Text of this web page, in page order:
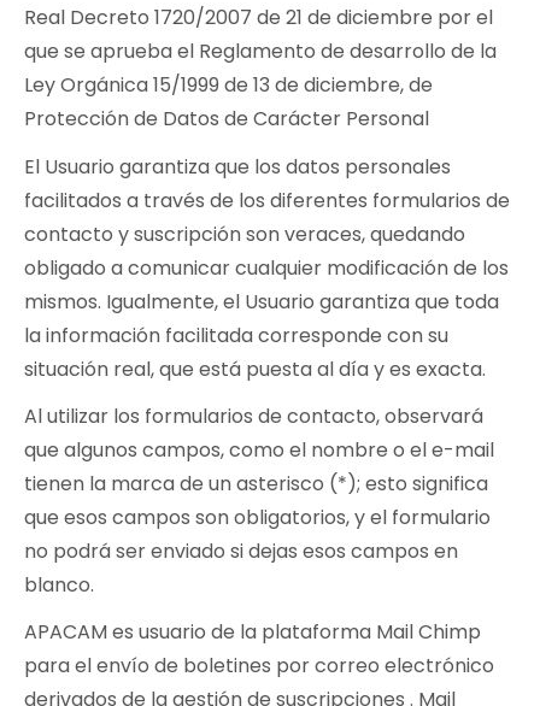
Real Decreto 1720/2007 de 21 de diciembre por el
que se aprueba el Reglamento de desarrollo de la
Ley Orgánica 15/1999 de 13 de diciembre, de
Protección de Datos de Carácter Personal
El Usuario garantiza que los datos personales
facilitados a través de los diferentes formularios de
contacto y suscripción son veraces, quedando
obligado a comunicar cualquier modificación de los
mismos. Igualmente, el Usuario garantiza que toda
la información facilitada corresponde con su
situación real, que está puesta al día y es exacta.
Al utilizar los formularios de contacto, observará
que algunos campos, como el nombre o el e-mail
tienen la marca de un asterisco (*); esto significa
que esos campos son obligatorios, y el formulario
no podrá ser enviado si dejas esos campos en
blanco.
APACAM es usuario de la plataforma Mail Chimp
para el envío de boletines por correo electrónico
derivados de la gestión de suscripciones . Mail